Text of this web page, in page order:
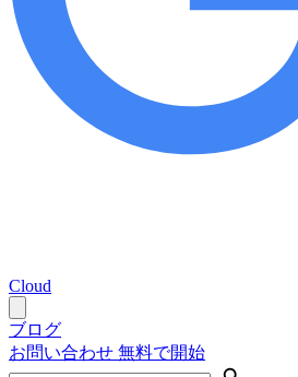
Cloud
ブログ
お問い合わせ 無料で開始